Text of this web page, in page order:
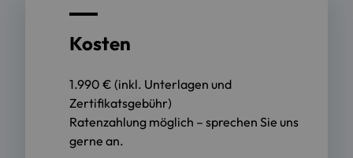
Kosten
1.990 € (inkl. Unterlagen und
Zertifikatsgebühr)
Ratenzahlung möglich – sprechen Sie uns
gerne an.